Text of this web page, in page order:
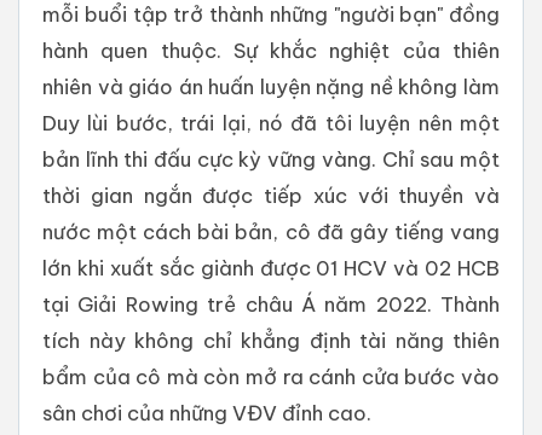
mỗi buổi tập trở thành những "người bạn" đồng
hành quen thuộc. Sự khắc nghiệt của thiên
nhiên và giáo án huấn luyện nặng nề không làm
Duy lùi bước, trái lại, nó đã tôi luyện nên một
bản lĩnh thi đấu cực kỳ vững vàng. Chỉ sau một
thời gian ngắn được tiếp xúc với thuyền và
nước một cách bài bản, cô đã gây tiếng vang
lớn khi xuất sắc giành được 01 HCV và 02 HCB
tại Giải Rowing trẻ châu Á năm 2022. Thành
tích này không chỉ khẳng định tài năng thiên
bẩm của cô mà còn mở ra cánh cửa bước vào
sân chơi của những VĐV đỉnh cao.